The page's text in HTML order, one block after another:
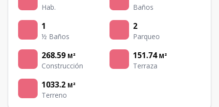
Hab. Baños
1
½ Baños
2
Parqueo
268.59 M²
Construcción
151.74 M²
Terraza
1033.2 M²
Terreno